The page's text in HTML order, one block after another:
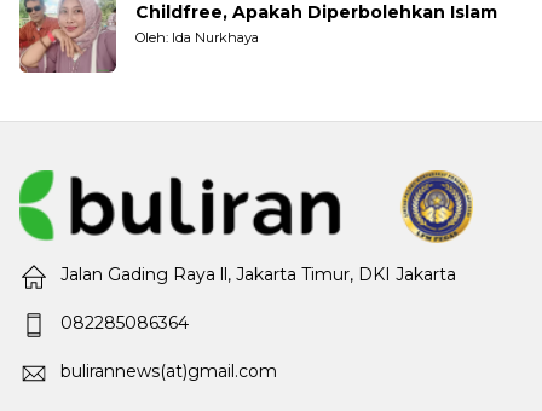
Childfree, Apakah Diperbolehkan Islam
Oleh: Ida Nurkhaya
Jalan Gading Raya ll, Jakarta Timur, DKI Jakarta
082285086364
bulirannews(at)gmail.com